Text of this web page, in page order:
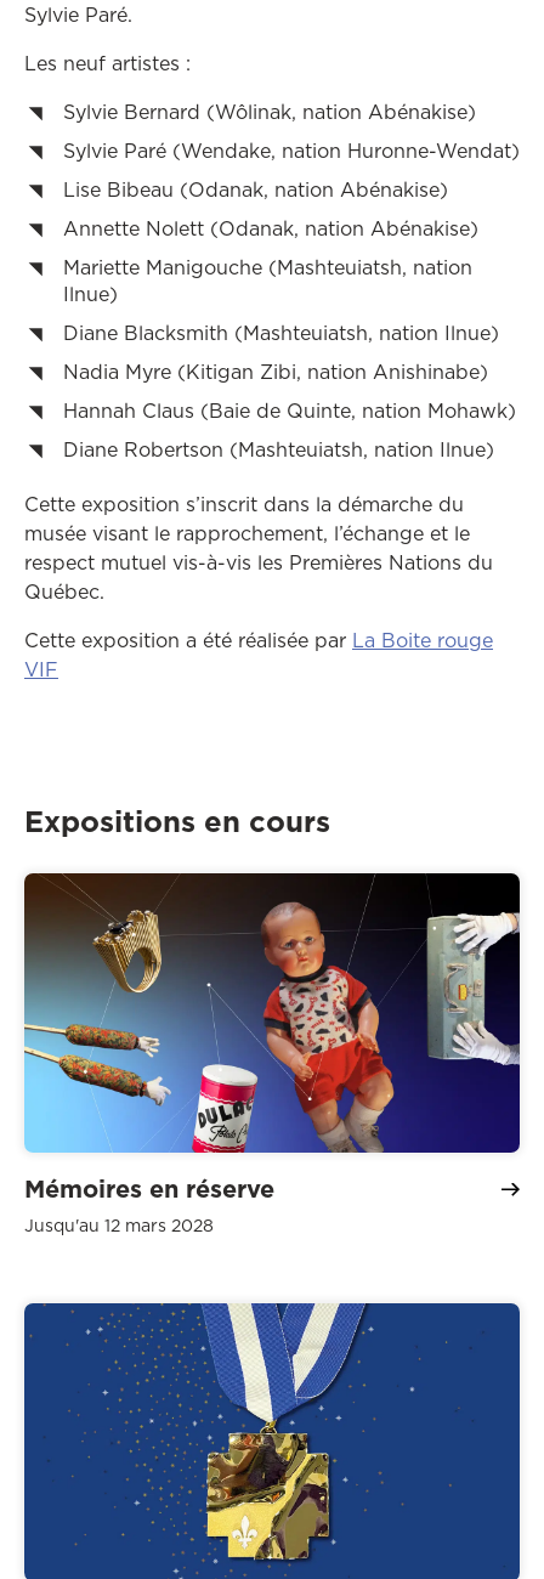
Sylvie Paré.
Les neuf artistes :
Sylvie Bernard (Wôlinak, nation Abénakise)
Sylvie Paré (Wendake, nation Huronne-Wendat)
Lise Bibeau (Odanak, nation Abénakise)
Annette Nolett (Odanak, nation Abénakise)
Mariette Manigouche (Mashteuiatsh, nation
Ilnue)
Diane Blacksmith (Mashteuiatsh, nation Ilnue)
Nadia Myre (Kitigan Zibi, nation Anishinabe)
Hannah Claus (Baie de Quinte, nation Mohawk)
Diane Robertson (Mashteuiatsh, nation Ilnue)
Cette exposition s’inscrit dans la démarche du
musée visant le rapprochement, l’échange et le
respect mutuel vis-à-vis les Premières Nations du
Québec.
Cette exposition a été réalisée par La Boite rouge
VIF
Expositions en cours
Mémoires en réserve
Jusqu'au 12 mars 2028